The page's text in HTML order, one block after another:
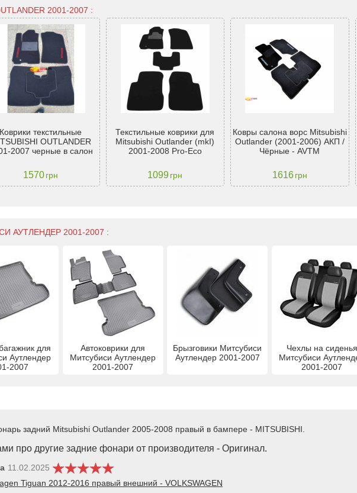
2001-2007 :
Коврики текстильные
OUTLANDER
2007 черные в салон
1570грн
Текстильные коврики для
Mitsubishi Outlander (mkI)
2001-2008 Pro-Eco
1099грн
Ковры салона ворс Mitsubishi
Outlander (2001-2006) АКП /
Чёрные - AVTM
1616грн
АУТЛЕНДЕР 2001-2007 :
для
Аутлендер
2007
Автоковрики для
Митсубиси Аутлендер
2001-2007
Брызговики Митсубиси
Аутлендер 2001-2007
Чехлы на сиденья
Митсубиси
2001-2007
задний Mitsubishi Outlander 2005-2008 правый в бампере - MITSUBISHI.
про другие задние фонари от производителя - Оригинал.
11.02.2025
Tiguan 2012-2016 правый внешний - VOLKSWAGEN